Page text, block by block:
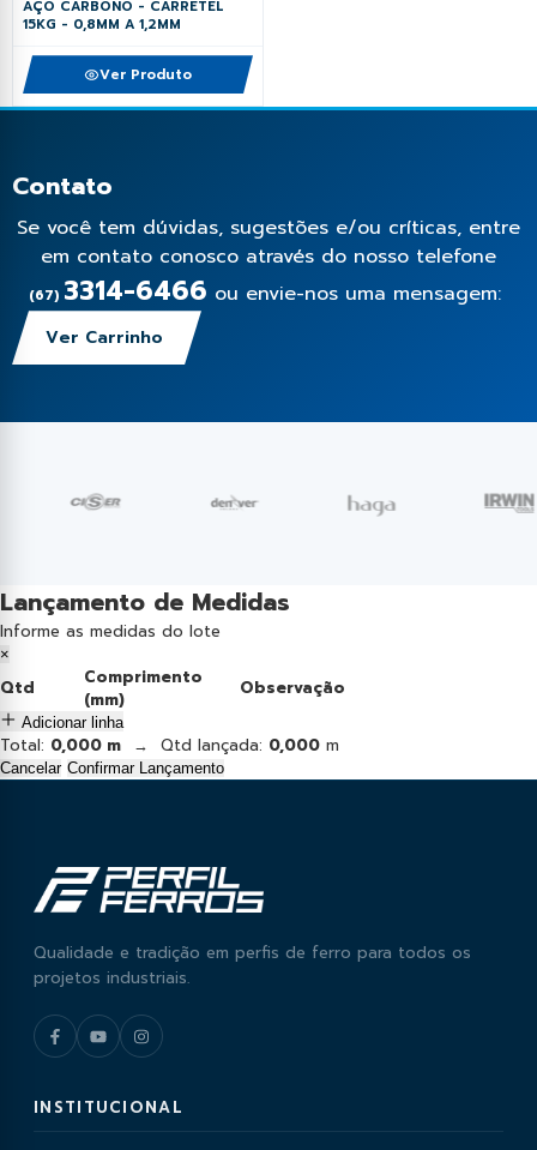
AÇO CARBONO - CARRETEL
15KG - 0,8MM A 1,2MM
Ver Produto
Contato
Se você tem dúvidas, sugestões e/ou críticas, entre
em contato conosco através do nosso telefone
(67) 3314-6466 ou envie-nos uma mensagem:
Ver Carrinho
Lançamento de Medidas
Informe as medidas do lote
×
Qtd
Comprimento
(mm)
Observação
Adicionar linha
Total: 0,000 m → Qtd lançada: 0,000 m
Cancelar Confirmar Lançamento
Qualidade e tradição em perfis de ferro para todos os
projetos industriais.
INSTITUCIONAL